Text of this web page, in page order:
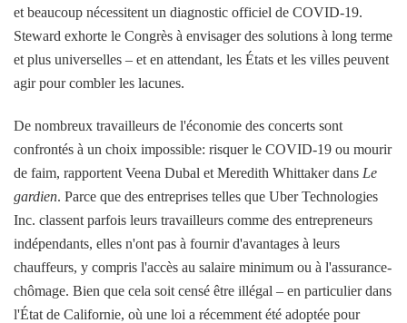
et beaucoup nécessitent un diagnostic officiel de COVID-19.
Steward exhorte le Congrès à envisager des solutions à long terme
et plus universelles – et en attendant, les États et les villes peuvent
agir pour combler les lacunes.
De nombreux travailleurs de l'économie des concerts sont
confrontés à un choix impossible: risquer le COVID-19 ou mourir
de faim, rapportent Veena Dubal et Meredith Whittaker dans Le
gardien. Parce que des entreprises telles que Uber Technologies
Inc. classent parfois leurs travailleurs comme des entrepreneurs
indépendants, elles n'ont pas à fournir d'avantages à leurs
chauffeurs, y compris l'accès au salaire minimum ou à l'assurance-
chômage. Bien que cela soit censé être illégal – en particulier dans
l'État de Californie, où une loi a récemment été adoptée pour